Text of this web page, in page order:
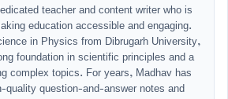
teacher and content writer who is
education accessible and engaging.
in Physics from Dibrugarh University,
foundation in scientific principles and a
complex topics. For years, Madhav has
quality question-and-answer notes and